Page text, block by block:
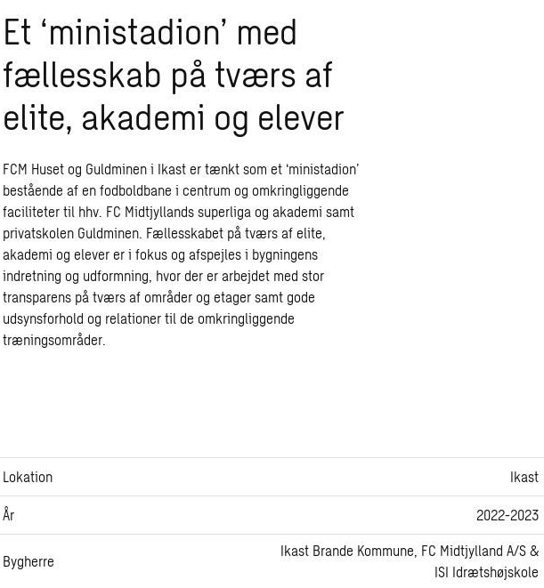
Et ‘ministadion’ med
fællesskab på tværs af
elite, akademi og elever
FCM Huset og Guldminen i Ikast er tænkt som et ‘ministadion’
bestående af en fodboldbane i centrum og omkringliggende
faciliteter til hhv. FC Midtjyllands superliga og akademi samt
privatskolen Guldminen. Fællesskabet på tværs af elite,
akademi og elever er i fokus og afspejles i bygningens
indretning og udformning, hvor der er arbejdet med stor
transparens på tværs af områder og etager samt gode
udsynsforhold og relationer til de omkringliggende
træningsområder.
Lokation Ikast
År 2022-2023
Bygherre
Ikast Brande Kommune, FC Midtjylland A/S &
ISI Idrætshøjskole